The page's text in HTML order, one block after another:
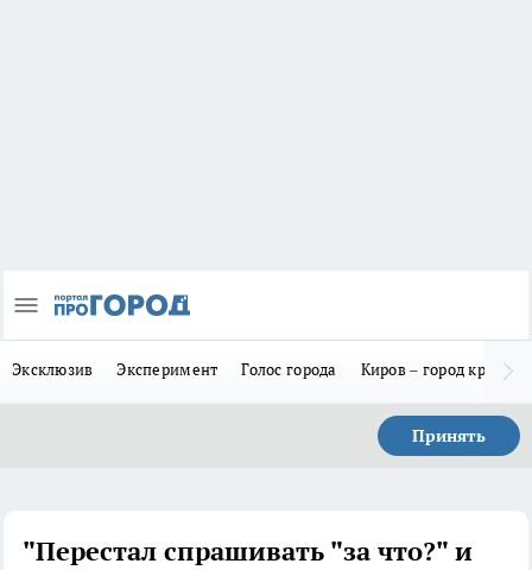
Эксклюзив Эксперимент Голос города Киров – город
Принять
"Перестал спрашивать "за что?" и